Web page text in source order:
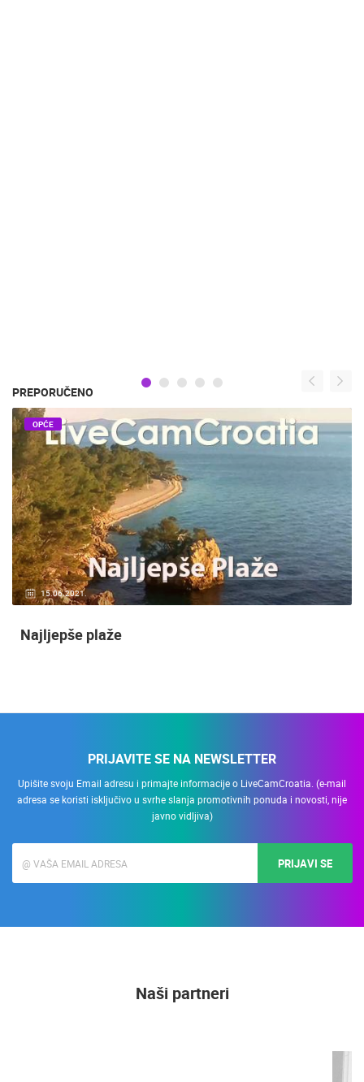
PREPORUČENO
15.06.2021.
OPĆE
Najljepše plaže
PRIJAVITE SE NA NEWSLETTER
Upišite svoju Email adresu i primajte informacije o LiveCamCroatia. (e-mail
adresa se koristi isključivo u svrhe slanja promotivnih ponuda i novosti, nije
javno vidljiva)
PRIJAVI SE
Naši partneri